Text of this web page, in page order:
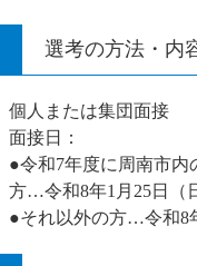
選考の方法・内
個人または集団面接
面接日：
●令和7年度に周南市内
方…令和8年1月25日（
●それ以外の方…令和8